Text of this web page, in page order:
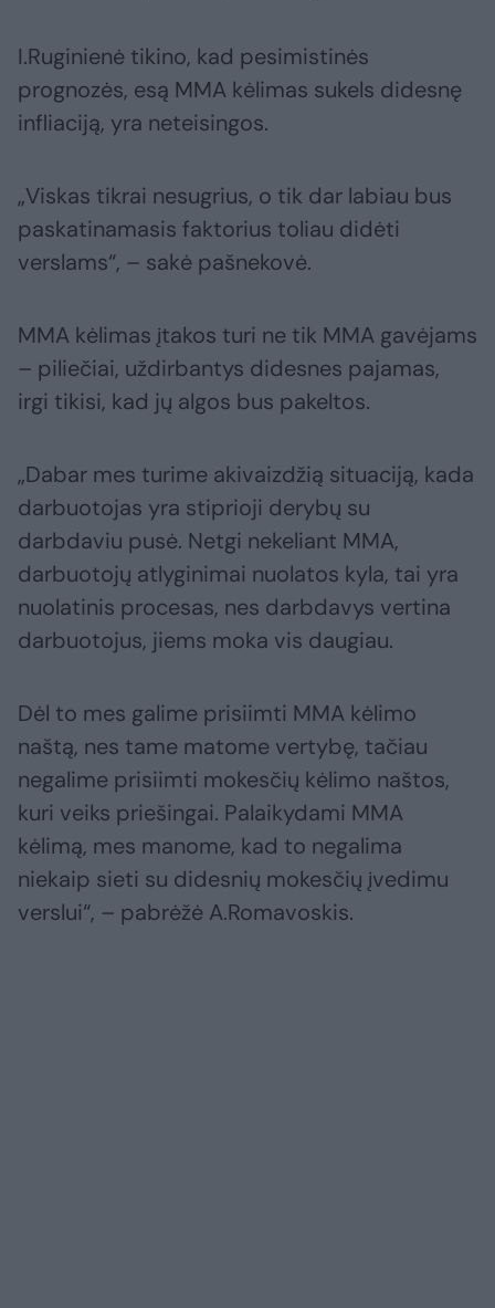
I.Ruginienė tikino, kad pesimistinės
prognozės, esą MMA kėlimas sukels didesnę
infliaciją, yra neteisingos.
„Viskas tikrai nesugrius, o tik dar labiau bus
paskatinamasis faktorius toliau didėti
verslams“, – sakė pašnekovė.
MMA kėlimas įtakos turi ne tik MMA gavėjams
– piliečiai, uždirbantys didesnes pajamas,
irgi tikisi, kad jų algos bus pakeltos.
„Dabar mes turime akivaizdžią situaciją, kada
darbuotojas yra stiprioji derybų su
darbdaviu pusė. Netgi nekeliant MMA,
darbuotojų atlyginimai nuolatos kyla, tai yra
nuolatinis procesas, nes darbdavys vertina
darbuotojus, jiems moka vis daugiau.
Dėl to mes galime prisiimti MMA kėlimo
naštą, nes tame matome vertybę, tačiau
negalime prisiimti mokesčių kėlimo naštos,
kuri veiks priešingai. Palaikydami MMA
kėlimą, mes manome, kad to negalima
niekaip sieti su didesnių mokesčių įvedimu
verslui“, – pabrėžė A.Romavoskis.